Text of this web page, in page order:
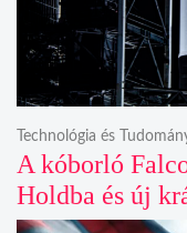
A kóborló
Holdba és új
Technológia és